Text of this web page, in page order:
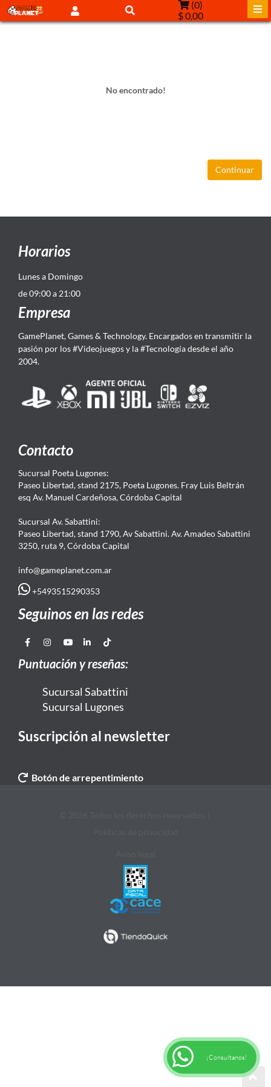
(0)
$ 0,00
No encontrado!
Continuar
Horarios
Lunes a Domingo
de 09:00 a 21:00
Empresa
GamePlanet, Games & Technology. Encargados en transmitir la
pasión por los #Videojuegos y la #Tecnología desde el año
2004.
Contacto
Sucursal Poeta Lugones:
Paseo Libertad, stand 2175, Poeta Lugones. Fray Luis Beltrán
esq Av. Manuel Cardeñosa, Córdoba Capital
Sucursal Av. Sabattini:
Paseo Libertad, stand 1790, Av Sabattini. Av. Amadeo Sabattini
3250, ruta 9, Córdoba Capital
info@gameplanet.com.ar
+5493515290353
Seguinos en las redes
Puntuación y reseñas:
Sucursal Sabattini
Sucursal Lugones
Suscripción al newsletter
Botón de arrepentimiento
¡Consultanos!